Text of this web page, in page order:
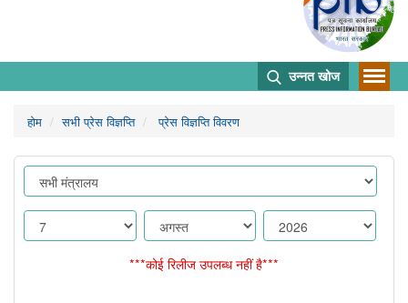
उन्नत खोज
होम सभी प्रेस विज्ञप्ति प्रेस विज्ञप्ति विवरण
***कोई रिलीज उपलब्ध नहीं है***